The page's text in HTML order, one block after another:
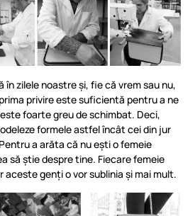
în zilele noastre și, fie că vrem sau nu,
privire este suficientă pentru a ne
foarte greu de schimbat. Deci,
formele astfel încât cei din jur
a arăta că nu ești o femeie
să știe despre tine. Fiecare femeie
aceste genți o vor sublinia și mai mult.